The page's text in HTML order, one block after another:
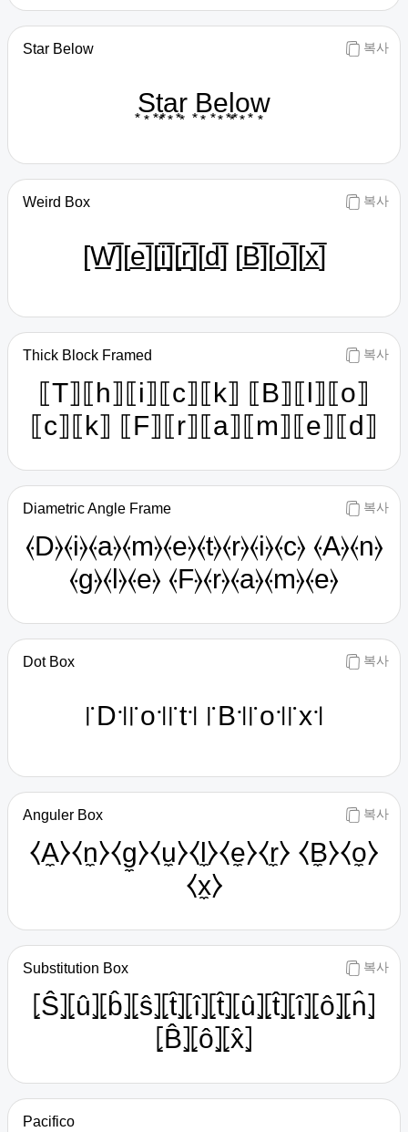
복사
Star Below
͙S͙͙t͙͙a͙͙r͙ ͙B͙͙e͙͙l͙͙o͙͙w͙
복사
Weird Box
[W̲̅][e̲̅][i̲̅][r̲̅][d̲̅] [B̲̅][o̲̅][x̲̅]
복사
Thick Block Framed
⟦T⟧⟦h⟧⟦i⟧⟦c⟧⟦k⟧ ⟦B⟧⟦l⟧⟦o⟧
⟦c⟧⟦k⟧ ⟦F⟧⟦r⟧⟦a⟧⟦m⟧⟦e⟧⟦d⟧
복사
Diametric Angle Frame
⦑D⦒⦑i⦒⦑a⦒⦑m⦒⦑e⦒⦑t⦒⦑r⦒⦑i⦒⦑c⦒ ⦑A⦒⦑n⦒
⦑g⦒⦑l⦒⦑e⦒ ⦑F⦒⦑r⦒⦑a⦒⦑m⦒⦑e⦒
복사
Dot Box
꜍D꜉꜍o꜉꜍t꜉ ꜍B꜉꜍o꜉꜍x꜉
복사
Anguler Box
⧼A̼⧽⧼n̼⧽⧼g̼⧽⧼u̼⧽⧼l̼⧽⧼e̼⧽⧼r̼⧽ ⧼B̼⧽⧼o̼⧽
⧼x̼⧽
복사
Substitution Box
⦏Ŝ⦎⦏û⦎⦏b̂⦎⦏ŝ⦎⦏t̂⦎⦏î⦎⦏t̂⦎⦏û⦎⦏t̂⦎⦏î⦎⦏ô⦎⦏n̂⦎
⦏B̂⦎⦏ô⦎⦏x̂⦎
Pacifico